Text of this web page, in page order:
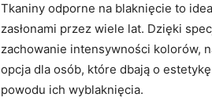
Tkaniny odporne na blaknięcie ⁤to
zasłonami ⁢przez wiele lat.​ Dzięki
zachowanie ‌intensywności kolorów,
opcja dla osób, które dbają o
powodu ich wyblaknięcia.